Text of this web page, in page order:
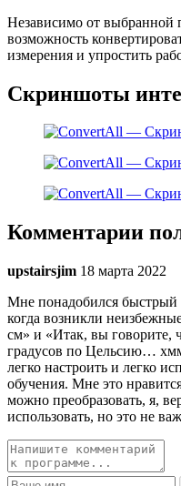
Независимо от выбранной
возможность
измерения и упростить
Скриншоты
Комментарии
upstairsjim 18 марта 2022
Мне понадобился быстрый
когда возникли
см» и «Итак, вы говорите,
градусов по Цельсию…
легко настроить и легко
обучения. Мне это
можно преобразовать, я,
использовать, но это не